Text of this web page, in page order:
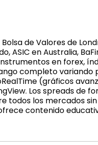
de Valores de
ASIC en Australia,
en forex,
completo variando
(gráficos
Los spreads de
todos los mercados
contenido